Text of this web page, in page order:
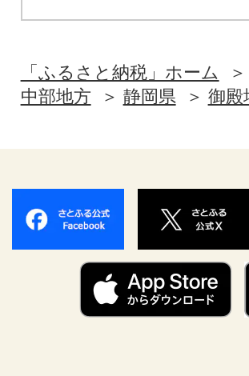
「ふるさと納税」ホーム
中部地方
静岡県 御殿